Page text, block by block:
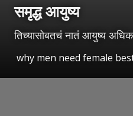
समृद्ध आयुष्य
तिच्यासोबतचं नातं आयुष्य
why men need female